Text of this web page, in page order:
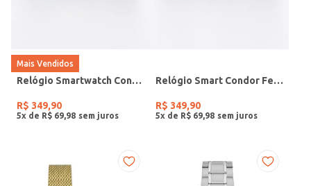
Mais Vendidos
Relógio Smartwatch Condor PRETO
R$ 349,90
5x de R$ 69 98
Relógio Smart Condor Feminino ROSE
R$ 349,90
5x de R$ 69 98